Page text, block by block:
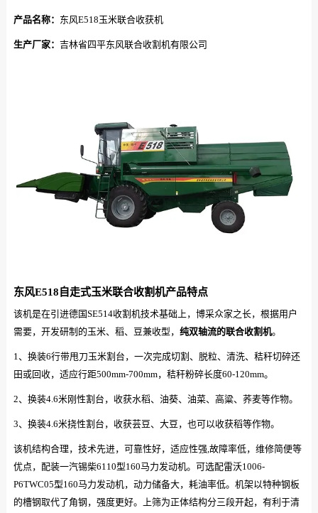
产品名称： 东风E518玉米联合收获机
生产厂家： 吉林省四平东风联合收割机有限公司
东风E518自走式玉米联合收割机产品特点
该机是在引进德国SE514收割机技术基础上，博采众家之长，根据用户
需要，开发研制的玉米、稻、豆兼收型， 纯双轴流的联合收割机。
1、换装6行带甩刀玉米割台，一次完成切割、脱粒、清洗、秸秆切碎还
田或回收，适应行距500mm-700mm，秸秆粉碎长度60-120mm。
2、换装4.6米刚性割台，收获水稻、油葵、油菜、高粱、荞麦等作物。
3、换装4.6米挠性割台，收获芸豆、大豆，也可以收获稻等作物。
该机结构合理，技术先进，可靠性好，适应性强,故障率低，维修简便等
优点，配装一汽锡柴6110型160马力发动机。可选配雷沃1006-
P6TWC05型160马力发动机，动力储备大，耗油率低。机架以特种钢板
的槽钢取代了角钢，强度更好。上筛为正体结构分三段开起，有利于清